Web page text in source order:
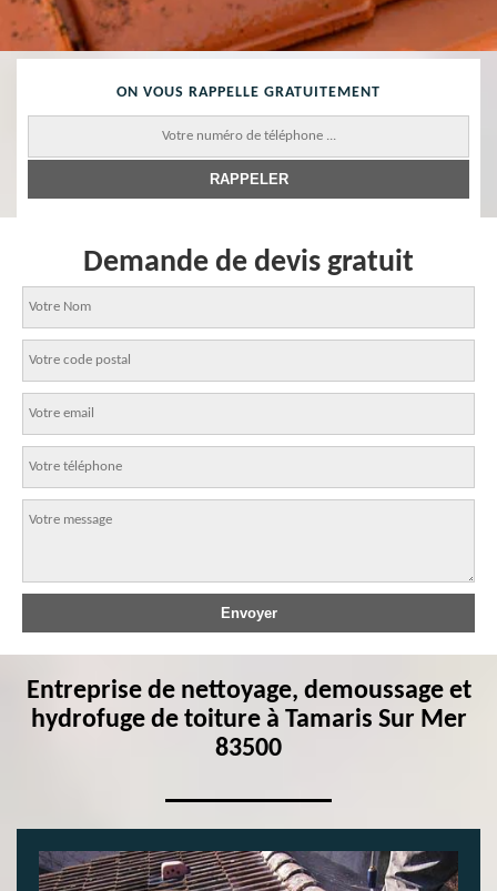
ON VOUS RAPPELLE GRATUITEMENT
Demande de devis gratuit
Entreprise de nettoyage, demoussage et
hydrofuge de toiture à Tamaris Sur Mer
83500